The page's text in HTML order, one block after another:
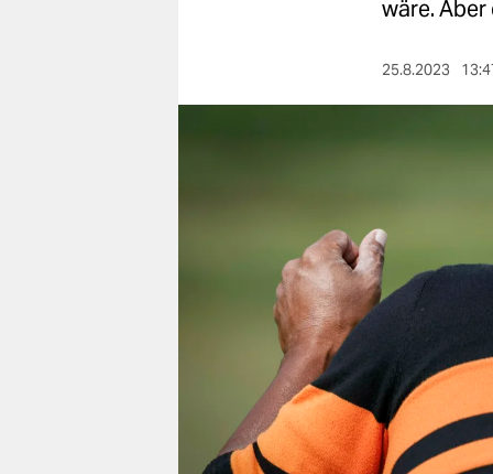
fragen & hilfe
unterstützen
genossenschaft
wäre.
25.8.2023